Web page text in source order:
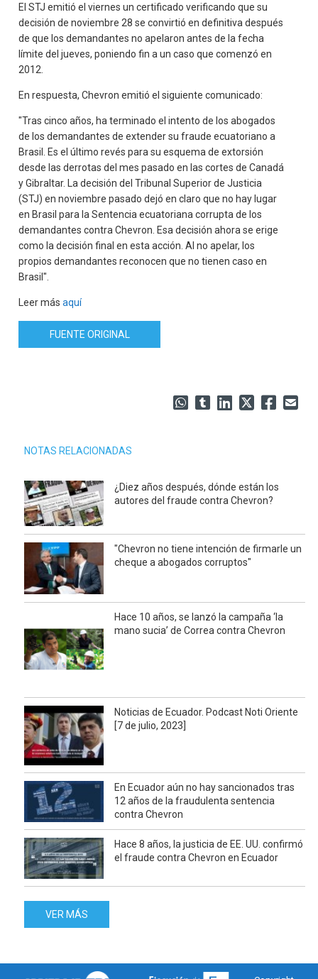
El STJ emitió el viernes un certificado verificando que su
decisión de noviembre 28 se convirtió en definitiva después
de que los demandantes no apelaron antes de la fecha
límite del jueves, poniendo fin a un caso que comenzó en
2012.
En respuesta, Chevron emitió el siguiente comunicado:
"Tras cinco años, ha terminado el intento de los abogados
de los demandantes de extender su fraude ecuatoriano a
Brasil. Es el último revés para su esquema de extorsión
desde las derrotas del mes pasado en las cortes de Canadá
y Gibraltar. La decisión del Tribunal Superior de Justicia
(STJ) en noviembre pasado dejó en claro que no hay lugar
en Brasil para la Sentencia ecuatoriana corrupta de los
demandantes contra Chevron. Esa decisión ahora se erige
como la decisión final en esta acción. Al no apelar, los
propios demandantes reconocen que no tienen caso en
Brasil".
Leer másaquí
FUENTE ORIGINAL
NOTAS RELACIONADAS
¿Diez años después, dónde están los
autores del fraude contra Chevron?
"Chevron no tiene intención de firmarle un
cheque a abogados corruptos"
Hace 10 años, se lanzó la campaña ‘la
mano sucia’ de Correa contra Chevron
Noticias de Ecuador. Podcast Noti Oriente
[7 de julio, 2023]
En Ecuador aún no hay sancionados tras
12 años de la fraudulenta sentencia
contra Chevron
Hace 8 años, la justicia de EE. UU. confirmó
el fraude contra Chevron en Ecuador
VER MÁS